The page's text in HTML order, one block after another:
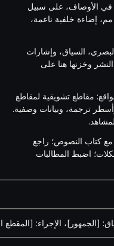
في الأوصاف، على سبيل
المثال، لقطة واسعة عند الفجر، عدسة 56 مم، إضاءة خلفية ناعمة،
السياق، وإشارات
وخزنها هنا على
مقاطع تشويقية لمقاطع
ترجمة، وبيانات وصفية.
مع كتاب النصوص؛ راجع
اضبط المطالبات
[الجمهور]، الإجراء: [المقطع